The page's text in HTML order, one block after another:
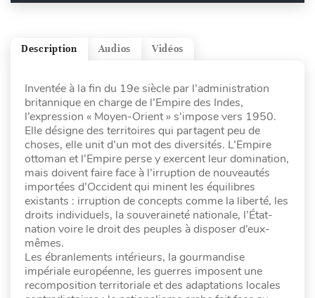
Vidéos
Audios
Description
Inventée à la fin du 19e siècle par l’administration
britannique en charge de l’Empire des Indes,
l’expression « Moyen-Orient » s’impose vers 1950.
Elle désigne des territoires qui partagent peu de
choses, elle unit d’un mot des diversités. L’Empire
ottoman et l’Empire perse y exercent leur domination,
mais doivent faire face à l’irruption de nouveautés
importées d’Occident qui minent les équilibres
existants : irruption de concepts comme la liberté, les
droits individuels, la souveraineté nationale, l’État-
nation voire le droit des peuples à disposer d’eux-
mêmes.
Les ébranlements intérieurs, la gourmandise
impériale européenne, les guerres imposent une
recomposition territoriale et des adaptations locales